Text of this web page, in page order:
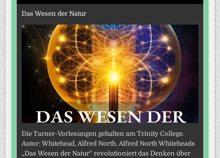
Das Wesen der Natur
Die Tarner-Vorlesungen gehalten am Trinity College.
Autor: Whitehead, Alfred North. Alfred North Whiteheads
„Das Wesen der Natur“ revolutioniert das Denken über